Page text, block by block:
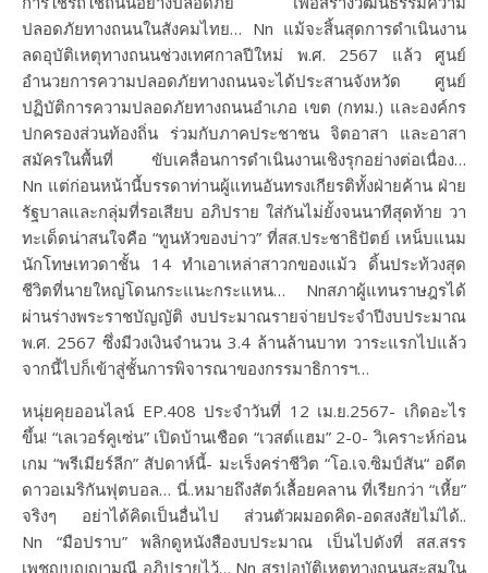
ปลอดภัยทางถนนในสังคมไทย… Nn แม้จะสิ้นสุดการดำเนินงาน
ลดอุบัติเหตุทางถนนช่วงเทศกาลปีใหม่ พ.ศ. 2567 แล้ว ศูนย์
อำนวยการความปลอดภัยทางถนนจะได้ประสานจังหวัด ศูนย์
ปฏิบัติการความปลอดภัยทางถนนอำเภอ เขต (กทม.) และองค์กร
ปกครองส่วนท้องถิ่น ร่วมกับภาคประชาชน จิตอาสา และอาสา
สมัครในพื้นที่ ขับเคลื่อนการดำเนินงานเชิงรุกอย่างต่อเนื่อง…
Nn แต่ก่อนหน้านี้บรรดาท่านผู้แทนอันทรงเกียรติทั้งฝ่ายค้าน ฝ่าย
รัฐบาลและกลุ่มที่รอเสียบ อภิปราย ใส่กันไม่ยั้งจนนาทีสุดท้าย วา
ทะเด็ดน่าสนใจคือ “ทูนหัวของบ่าว” ที่สส.ประชาธิปัตย์ เหน็บแนม
นักโทษเทวดาชั้น 14 ทำเอาเหล่าสาวกของแม้ว ดิ้นประท้วงสุด
ชีวิตที่นายใหญ่โดนกระแนะกระแหน… Nnสภาผู้แทนราษฎรได้
ผ่านร่างพระราชบัญญัติ งบประมาณรายจ่ายประจำปีงบประมาณ
พ.ศ. 2567 ซึ่งมีวงเงินจำนวน 3.4 ล้านล้านบาท วาระแรกไปแล้ว
จากนี้ไปก็เข้าสู่ชั้นการพิจารณาของกรรมาธิการฯ…
หนุ่ยคุยออนไลน์ EP.408 ประจำวันที่ 12 เม.ย.2567- เกิดอะไร
ขึ้น! “เลเวอร์คูเซ่น” เปิดบ้านเชือด “เวสต์แฮม” 2-0- วิเคราะห์ก่อน
เกม “พรีเมียร์ลีก” สัปดาห์นี้- มะเร็งคร่าชีวิต “โอ.เจ.ซิมป์สัน“ อดีต
ดาวอเมริกันฟุตบอล… นี่..หมายถึงสัตว์เลื้อยคลาน ที่เรียกว่า “เหี้ย”
จริงๆ อย่าได้คิดเป็นอื่นไป ส่วนตัวผมอดคิด-อดสงสัยไม่ได้..
Nn “มือปราบ” พลิกดูหนังสืองบประมาณ เป็นไปดังที่ สส.สรร
เพชญบุญญามณี อภิปรายไว้… Nn สรุปอุบัติเหตุทางถนนสะสมใน